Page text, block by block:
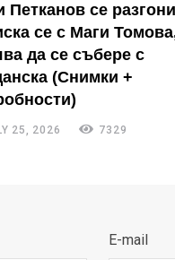
Петканов се
се с Маги
да се събере с
(Снимки +
25, 2026 7329
E-mail